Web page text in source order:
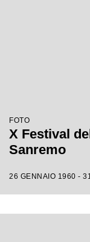
FOTO
X Festival
Sanremo
26 GENNAIO 1960 -